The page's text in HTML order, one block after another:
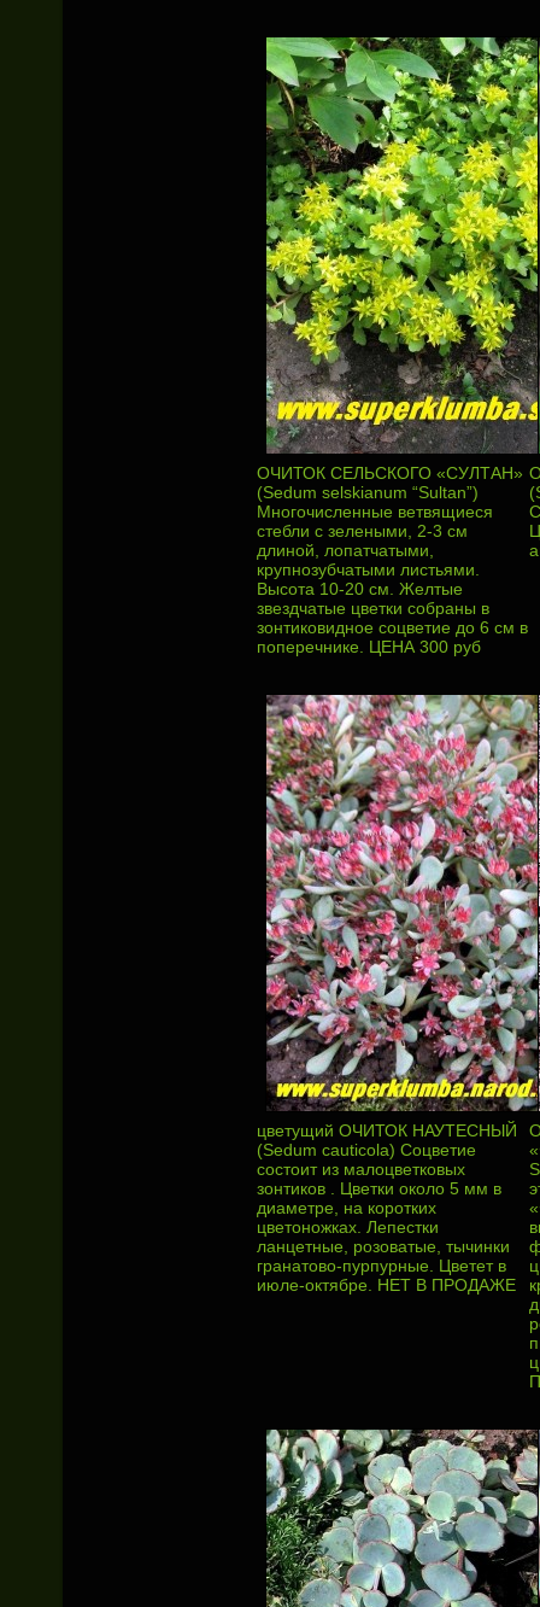
ОЧИТОК СЕЛЬСКОГО «СУЛТАН»
(Sedum selskianum “Sultan”)
Многочисленные ветвящиеся
стебли с зелеными, 2-3 см
длиной, лопатчатыми,
крупнозубчатыми листьями.
Высота 10-20 см. Желтые
звездчатые цветки собраны в
зонтиковидное соцветие до 6 см в
поперечнике. ЦЕНА 300 руб
цветущий ОЧИТОК НАУТЕСНЫЙ
(Sedum cauticola) Соцветие
состоит из малоцветковых
зонтиков . Цветки около 5 мм в
диаметре, на коротких
цветоножках. Лепестки
ланцетные, розоватые, тычинки
гранатово-пурпурные. Цветет в
июле-октябре. НЕТ В ПРОДАЖЕ